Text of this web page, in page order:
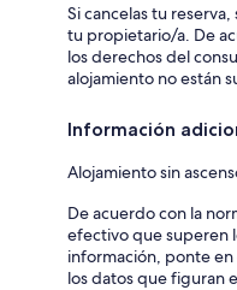
Si cancelas tu
tu propietario/a. De
los derechos del
alojamiento no están
Información
Alojamiento sin
De acuerdo con la
efectivo que superen
información, ponte
los datos que figuran